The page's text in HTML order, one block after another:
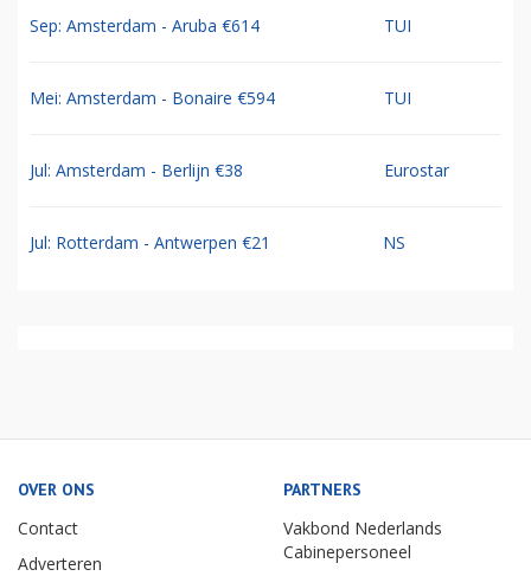
Sep: Amsterdam - Aruba €614 TUI
Mei: Amsterdam - Bonaire €594 TUI
Jul: Amsterdam - Berlijn €38 Eurostar
Jul: Rotterdam - Antwerpen €21 NS
OVER ONS
Contact
Adverteren
PARTNERS
Vakbond Nederlands
Cabinepersoneel